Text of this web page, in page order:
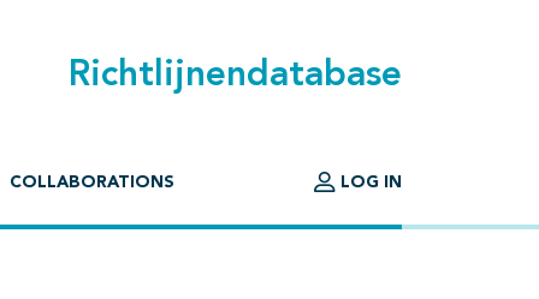
Richtlijnendatabase
COLLABORATIONS LOG IN